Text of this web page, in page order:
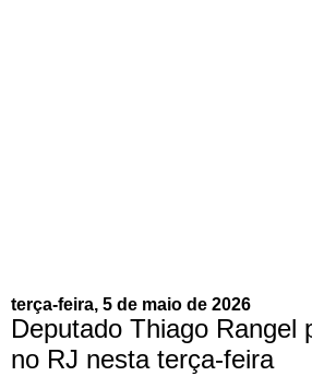
terça-feira, 5 de maio de 2026
Deputado Thiago Rangel
no RJ nesta terça-feira